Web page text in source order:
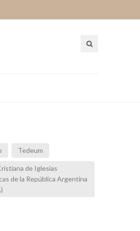
Tedeum
de Iglesias
de la República Argentina